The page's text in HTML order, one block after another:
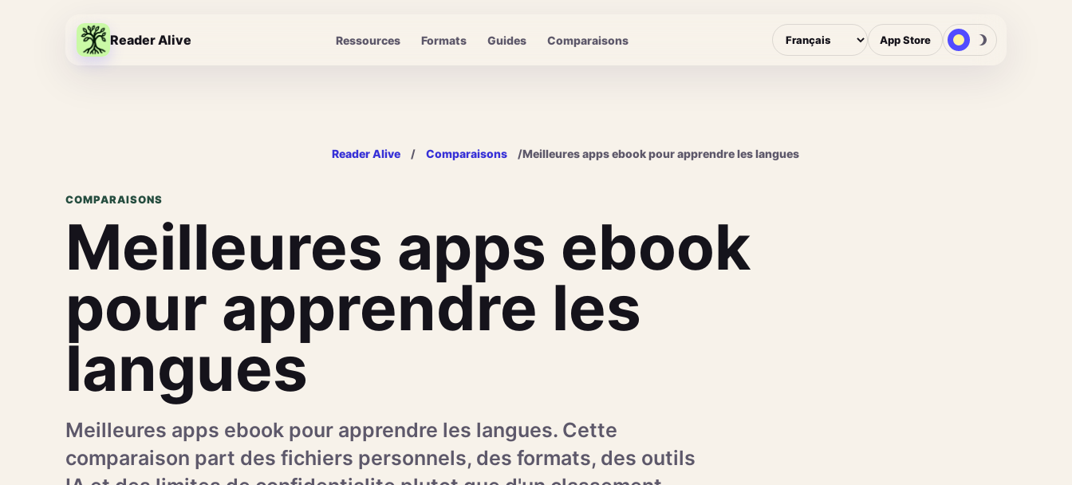
Reader Alive Ressources Formats Guides Comparaisons App Store
Reader Alive / Comparaisons /Meilleures apps ebook pour apprendre les langues
COMPARAISONS
Meilleures apps ebook
pour apprendre les
langues
Meilleures apps ebook pour apprendre les langues. Cette
comparaison part des fichiers personnels, des formats, des outils